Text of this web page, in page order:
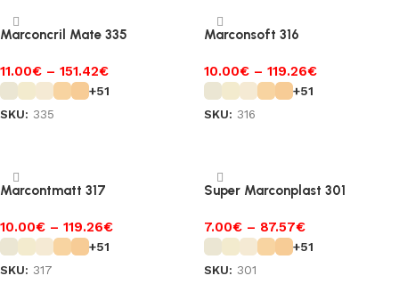
Marconcril Mate 335
11.00€ – 151.42€
+51
SKU: 335
Marconsoft 316
10.00€ – 119.26€
+51
SKU: 316
Marcontmatt 317
10.00€ – 119.26€
+51
SKU: 317
Super Marconplast 301
7.00€ – 87.57€
+51
SKU: 301